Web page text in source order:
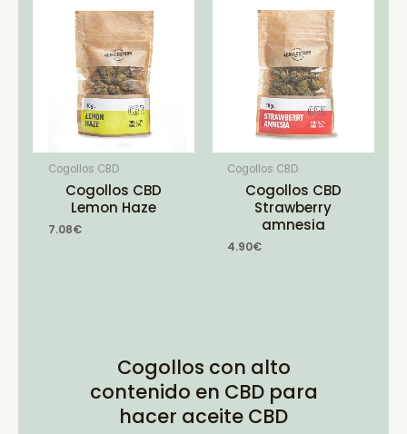
Cogollos CBD
Cogollos CBD
Lemon Haze
7.08€
Cogollos CBD
Cogollos CBD
Strawberry
amnesia
4.90€
Cogollos con alto
contenido en CBD para
hacer aceite CBD